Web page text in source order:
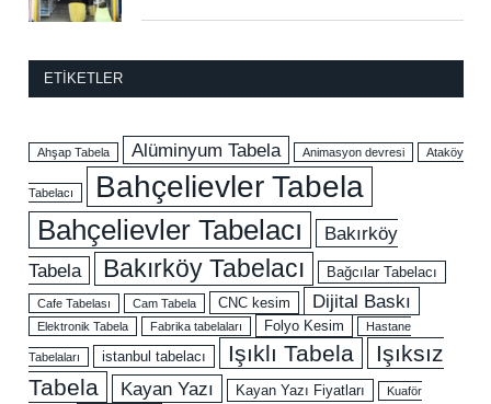
ETIKETLER
Ahşap Tabela Alüminyum Tabela Animasyon devresi Ataköy
Tabelacı Bahçelievler Tabela
Bahçelievler Tabelacı
Bakırköy
Tabela
Bakırköy Tabelacı Bağcılar Tabelacı
Cafe Tabelası Cam Tabela CNC kesim Dijital Baskı
Elektronik Tabela Fabrika tabelaları Folyo Kesim Hastane
Tabelaları istanbul tabelacı Işıklı Tabela
Işıksız
Tabela
Kayan Yazı Kayan Yazı Fiyatları
Kuaför